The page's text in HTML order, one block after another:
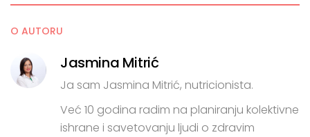
O AUTORU
Jasmina Mitrić
Ja sam Jasmina Mitrić, nutricionista.
Već 10 godina radim na planiranju kolektivne
ishrane i savetovanju ljudi o zdravim